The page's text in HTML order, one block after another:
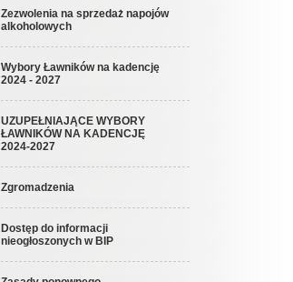
Zezwolenia na sprzedaż napojów
alkoholowych
Wybory Ławników na kadencję
2024 - 2027
UZUPEŁNIAJĄCE WYBORY
ŁAWNIKÓW NA KADENCJĘ
2024-2027
Zgromadzenia
Dostęp do informacji
nieogłoszonych w BIP